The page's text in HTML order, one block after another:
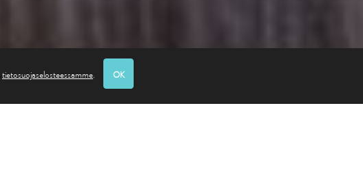
tietosuojaselosteessamme. OK